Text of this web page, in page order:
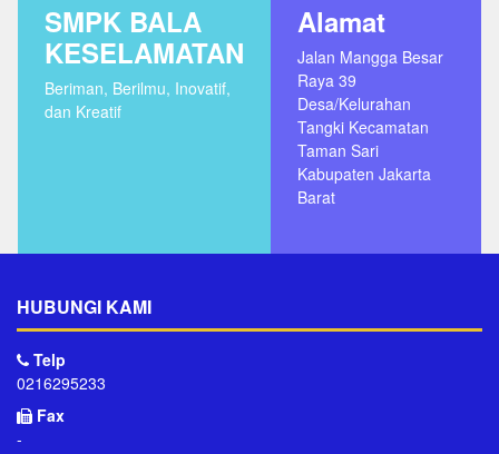
SMPK BALA
KESELAMATAN
Beriman, Berilmu, Inovatif,
dan Kreatif
Alamat
Jalan Mangga Besar
Raya 39
Desa/Kelurahan
Tangki Kecamatan
Taman Sari
Kabupaten Jakarta
Barat
HUBUNGI KAMI
Telp
0216295233
Fax
-